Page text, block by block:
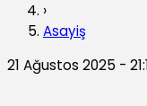
›
Asayiş
21 Ağustos 2025 -